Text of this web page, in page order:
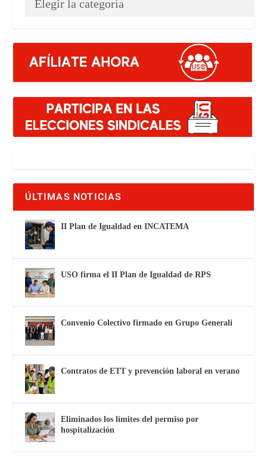
ÚLTIMAS NOTICIAS
II Plan de Igualdad en INCATEMA
USO firma el II Plan de Igualdad de RPS
Convenio Colectivo firmado en Grupo Generali
Contratos de ETT y prevención laboral en verano
Eliminados los límites del permiso por
hospitalización